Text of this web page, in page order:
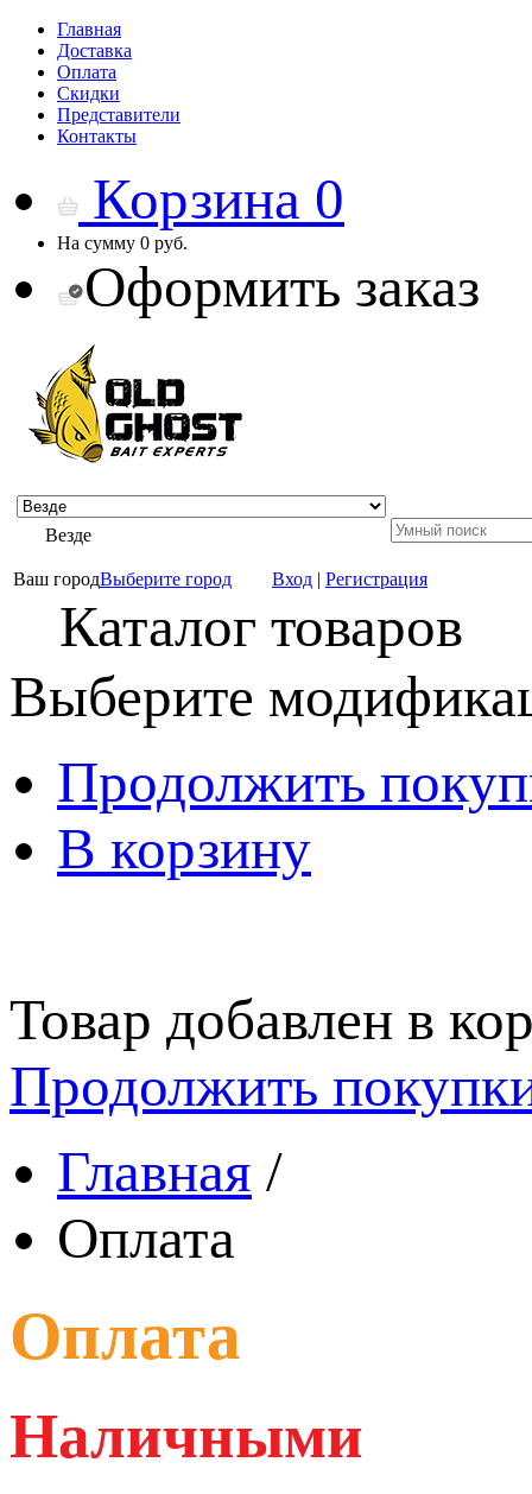
Главная
Доставка
Оплата
Скидки
Представители
Контакты
Корзина 0
На сумму 0 руб.
Оформить заказ
Везде
Ваш городВыберите город Вход | Регистрация
Каталог товаров
Выберите
Продолжить
В корзину
Товар добавлен в
Продолжить
Главная /
Оплата
Оплата
Наличными